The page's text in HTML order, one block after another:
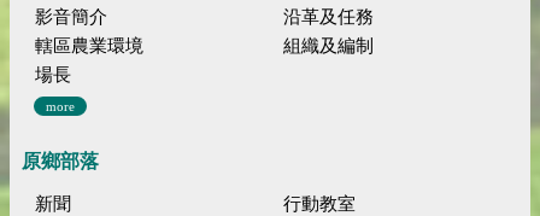
影音簡介
沿革及任務
轄區農業環境
組織及編制
場長
more
原鄉部落
新聞
行動教室